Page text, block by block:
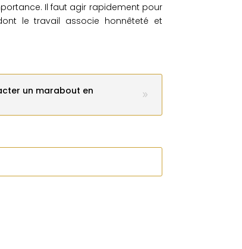
Il faut agir rapidement pour
le travail associe honnêteté et
un marabout en